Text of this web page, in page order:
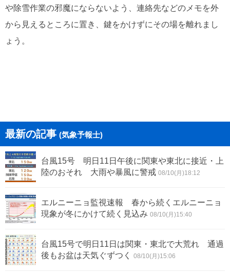
や除雪作業の邪魔にならないよう、連絡先などのメモを外
から見えるところに置き、鍵をかけずにその場を離れまし
ょう。
最新の記事 (気象予報士)
台風15号 明日11日午後に関東や東北に接近・上
陸のおそれ 大雨や暴風に警戒 08/10(月)18:12
エルニーニョ監視速報 春から続くエルニーニョ
現象が冬にかけて続く見込み 08/10(月)15:40
台風15号で明日11日は関東・東北で大荒れ 通過
後もお盆は天気ぐずつく
08/10(月)15:06